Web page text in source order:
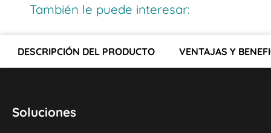
También le puede interesar:
DESCRIPCIÓN DEL PRODUCTO VENTAJAS Y
Soluciones